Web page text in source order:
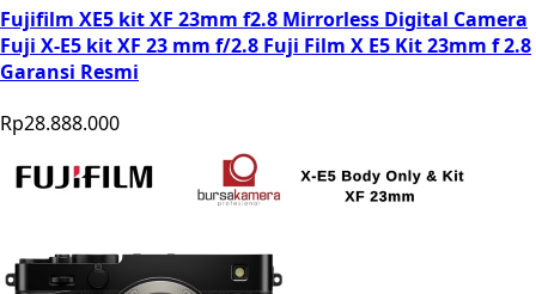
Fujifilm XE5 kit XF 23mm f2.8 Mirrorless Digital Camera
Fuji X-E5 kit XF 23 mm f/2.8 Fuji Film X E5 Kit 23mm f 2.8
Garansi Resmi
Rp28.888.000